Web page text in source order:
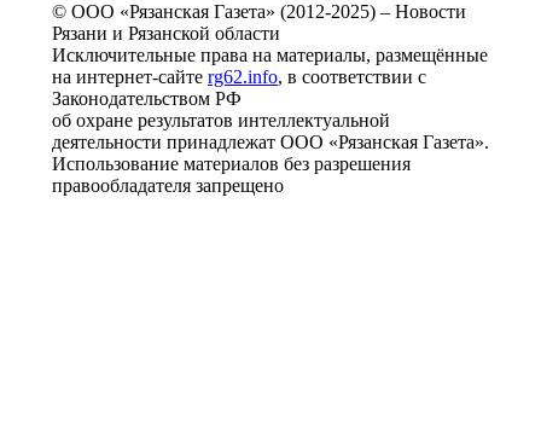
© ООО «Рязанская Газета» (2012-2025) – Новости
Рязани и Рязанской области
Исключительные права на материалы, размещённые
на интернет-сайте rg62.info, в соответствии с
Законодательством РФ
об охране результатов интеллектуальной
деятельности принадлежат ООО «Рязанская Газета».
Использование материалов без разрешения
правообладателя запрещено